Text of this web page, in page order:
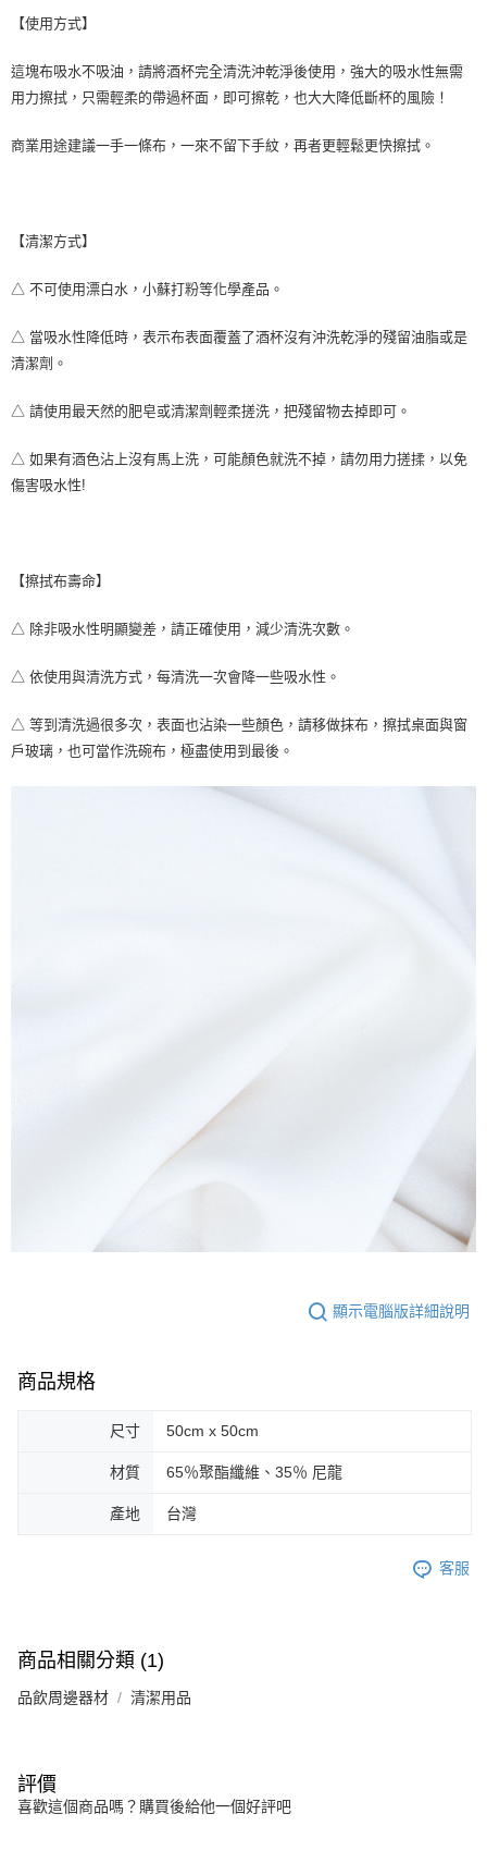
【注意事項】
權轉讓予恩沛科技股份有限公司。
２．關於個人資料處理事宜，請瀏覽以下網址：
３．未成年的使用者請事先徵得法定代理人或監護人之同意方可使用
「AFTEE先享後付」，若未經同意申辦者引起之損失，本公司不負相關責
請求用戶進行身份認證。
【使用方式】
這塊布吸水不吸油，請將酒杯完全清洗沖乾淨後使用，強大的吸水性無需
用力擦拭，只需輕柔的帶過杯面，即可擦乾，也大大降低斷杯的風險！
商業用途建議一手一條布，一來不留下手紋，再者更輕鬆更快擦拭。
【清潔方式】
△ 不可使用漂白水，小蘇打粉等化學產品。
△ 當吸水性降低時，表示布表面覆蓋了酒杯沒有沖洗乾淨的殘留油脂或是
清潔劑。
△ 請使用最天然的肥皂或清潔劑輕柔搓洗，把殘留物去掉即可。
△ 如果有酒色沾上沒有馬上洗，可能顏色就洗不掉，請勿用力搓揉，以免
傷害吸水性!
【擦拭布壽命】
△ 除非吸水性明顯變差，請正確使用，減少清洗次數。
△ 依使用與清洗方式，每清洗一次會降一些吸水性。
△ 等到清洗過很多次，表面也沾染一些顏色，請移做抹布，擦拭桌面與窗
戶玻璃，也可當作洗碗布，極盡使用到最後。
顯示電腦版詳細說明
商品規格
尺寸 50cm x 50cm
材質 65％聚酯纖維、35％ 尼龍
產地 台灣
客服
商品相關分類 (1)
品飲周邊器材 清潔用品
評價
喜歡這個商品嗎？購買後給他一個好評吧